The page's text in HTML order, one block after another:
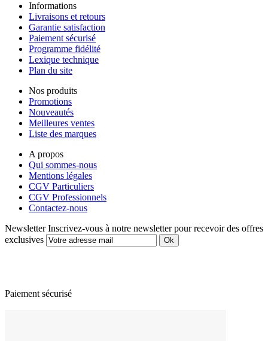
Informations
Livraisons et retours
Garantie satisfaction
Paiement sécurisé
Programme fidélité
Lexique technique
Plan du site
Nos produits
Promotions
Nouveautés
Meilleures ventes
Liste des marques
A propos
Qui sommes-nous
Mentions légales
CGV Particuliers
CGV Professionnels
Contactez-nous
Newsletter Inscrivez-vous à notre newsletter pour recevoir des offres
exclusives
Paiement sécurisé